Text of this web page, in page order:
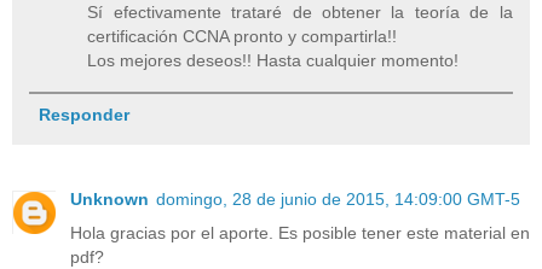
Sí efectivamente trataré de obtener la teoría de la
certificación CCNA pronto y compartirla!!
Los mejores deseos!! Hasta cualquier momento!
Responder
Unknown domingo, 28 de junio de 2015, 14:09:00 GMT-5
Hola gracias por el aporte. Es posible tener este material en
pdf?